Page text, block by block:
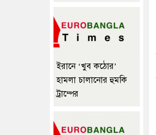
ইরানে ‘খুব কঠোর’
হামলা চালানোর হুমকি
ট্রাম্পের